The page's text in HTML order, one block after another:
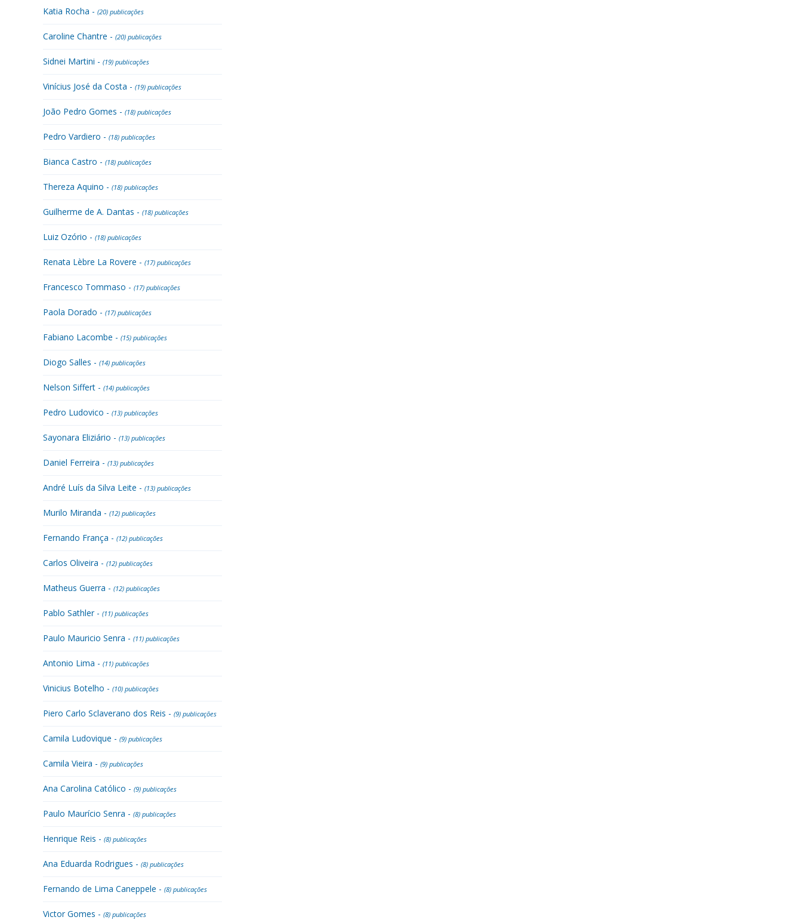
Katia Rocha - (20) publicações
Caroline Chantre - (20) publicações
Sidnei Martini - (19) publicações
Vinícius José da Costa - (19) publicações
João Pedro Gomes - (18) publicações
Pedro Vardiero - (18) publicações
Bianca Castro - (18) publicações
Thereza Aquino - (18) publicações
Guilherme de A. Dantas - (18) publicações
Luiz Ozório - (18) publicações
Renata Lèbre La Rovere - (17) publicações
Francesco Tommaso - (17) publicações
Paola Dorado - (17) publicações
Fabiano Lacombe - (15) publicações
Diogo Salles - (14) publicações
Nelson Siffert - (14) publicações
Pedro Ludovico - (13) publicações
Sayonara Eliziário - (13) publicações
Daniel Ferreira - (13) publicações
André Luís da Silva Leite - (13) publicações
Murilo Miranda - (12) publicações
Fernando França - (12) publicações
Carlos Oliveira - (12) publicações
Matheus Guerra - (12) publicações
Pablo Sathler - (11) publicações
Paulo Mauricio Senra - (11) publicações
Antonio Lima - (11) publicações
Vinicius Botelho - (10) publicações
Piero Carlo Sclaverano dos Reis - (9) publicações
Camila Ludovique - (9) publicações
Camila Vieira - (9) publicações
Ana Carolina Católico - (9) publicações
Paulo Maurício Senra - (8) publicações
Henrique Reis - (8) publicações
Ana Eduarda Rodrigues - (8) publicações
Fernando de Lima Caneppele - (8) publicações
Victor Gomes - (8) publicações